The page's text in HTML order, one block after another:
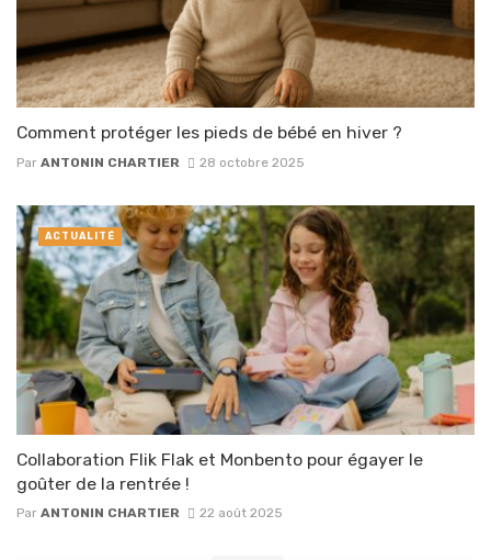
Comment protéger les pieds de bébé en hiver ?
Par ANTONIN CHARTIER 28 octobre 2025
Collaboration Flik Flak et Monbento pour égayer le
goûter de la rentrée !
Par ANTONIN CHARTIER 22 août 2025
ACTUALITÉ